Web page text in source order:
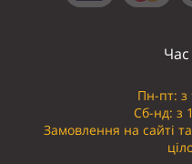
Пн-пт: з
Сб-нд: з
Замовлення на сайті